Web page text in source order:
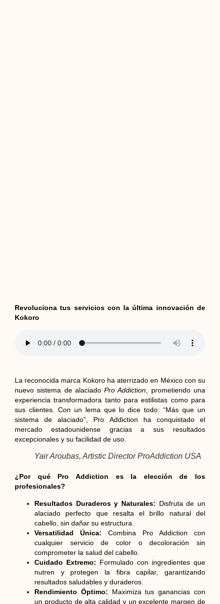
Revoluciona tus servicios con la última innovación de
Kokoro
La reconocida marca Kokoro ha aterrizado en México con su
nuevo sistema de alaciadoPro Addiction , prometiendo una
experiencia transformadora tanto para estilistas como para
sus clientes. Con un lema que lo dice todo: “Más que un
sistema de alaciado”, Pro Addiction ha conquistado el
mercado estadounidense gracias a sus resultados
excepcionales y su facilidad de uso.
Yair Aroubas, Artistic Director ProAddiction USA
¿Por qué Pro Addiction es la elección de los
profesionales?
Resultados Duraderos y Naturales: Disfruta de un
alaciado perfecto que resalta el brillo natural del
cabello, sin dañar su estructura.
Versatilidad Única: Combina Pro Addiction con
cualquier servicio de color o decoloración sin
comprometer la salud del cabello.
Cuidado Extremo: Formulado con ingredientes que
nutren y protegen la fibra capilar, garantizando
resultados saludables y duraderos.
Rendimiento Óptimo: Maximiza tus ganancias con
un producto de alta calidad y un excelente margen de